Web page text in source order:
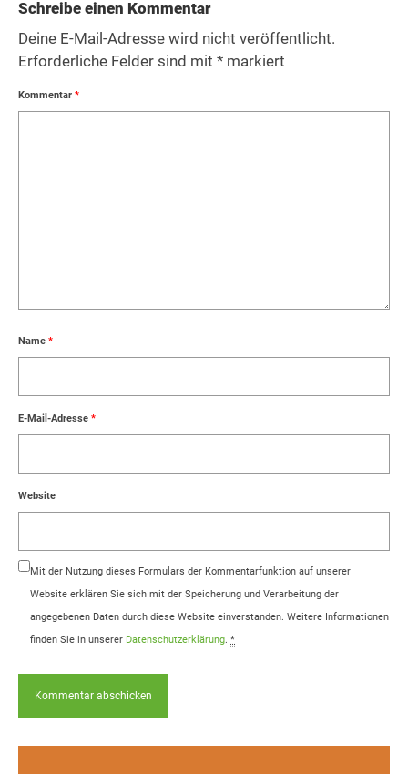
Schreibe einen Kommentar
Deine E-Mail-Adresse wird nicht veröffentlicht.
Erforderliche Felder sind mit * markiert
Kommentar *
Name *
E-Mail-Adresse *
Website
Mit der Nutzung dieses Formulars der Kommentarfunktion auf unserer
Website erklären Sie sich mit der Speicherung und Verarbeitung der
angegebenen Daten durch diese Website einverstanden. Weitere Informationen
finden Sie in unserer Datenschutzerklärung. *